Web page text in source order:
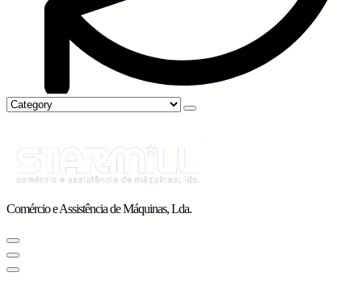
Comércio e Assistência de Máquinas, Lda.